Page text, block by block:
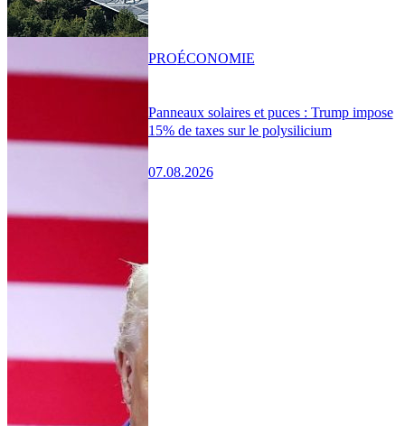
Panneaux solaires et puces : Trump impose
15% de taxes sur le polysilicium
07.08.2026
PROÉCONOMIE